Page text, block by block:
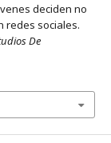
deciden no
redes sociales.
De